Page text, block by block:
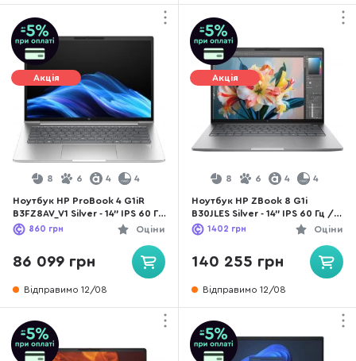
Акція
8 6 4 4
Ноутбук HP ProBook 4 G1iR
B3FZ8AV_V1 Silver - 14" IPS 60 Гц
/ Intel Core 7 / 150U / DDR5 32
ГБ / PCI-E SSD 1 ТБ / Intel
Оціни
860 грн
86 099 грн
Відправимо 12/08
Акція
8 6 4 4
Ноутбук HP ZBook 8 G1i
B30JLES Silver - 14" IPS 60 Гц /
Intel Core Ultra 9 / 285H /
DDR5 32 ГБ / PCI-E SSD 1 ТБ /
Оціни
1402 грн
140 255 грн
Відправимо 12/08